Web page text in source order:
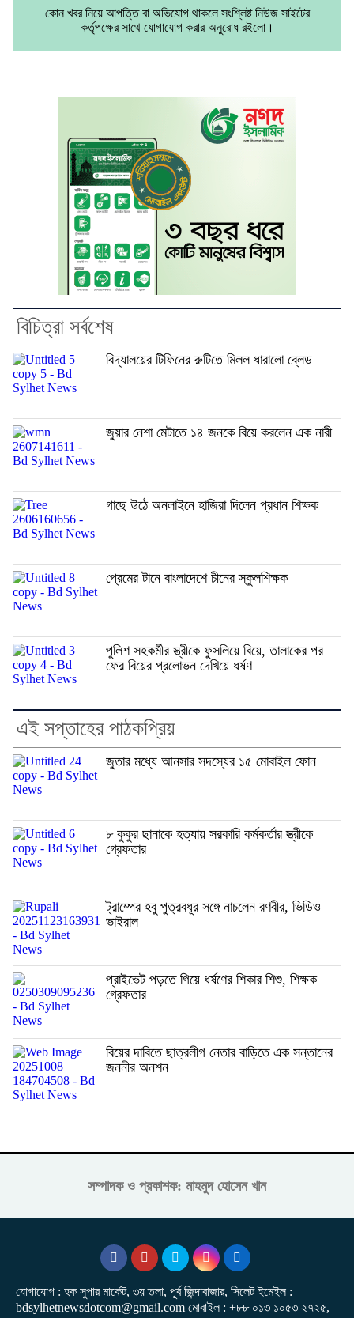
কোন খবর নিয়ে আপত্তি বা অভিযোগ থাকলে সংশ্লিষ্ট নিউজ সাইটের
কর্তৃপক্ষের সাথে যোগাযোগ করার অনুরোধ রইলো।
বিচিত্রা সর্বশেষ
বিদ্যালয়ের টিফিনের রুটিতে মিলল ধারালো ব্লেড
জুয়ার নেশা মেটাতে ১৪ জনকে বিয়ে করলেন এক নারী
গাছে উঠে অনলাইনে হাজিরা দিলেন প্রধান শিক্ষক
প্রেমের টানে বাংলাদেশে চীনের স্কুলশিক্ষক
পুলিশ সহকর্মীর স্ত্রীকে ফুসলিয়ে বিয়ে, তালাকের পর
ফের বিয়ের প্রলোভন দেখিয়ে ধর্ষণ
এই সপ্তাহের পাঠকপ্রিয়
জুতার মধ্যে আনসার সদস্যের ১৫ মোবাইল ফোন
৮ কুকুর ছানাকে হত্যায় সরকারি কর্মকর্তার স্ত্রীকে
গ্রেফতার
ট্রাম্পের হবু পুত্রবধূর সঙ্গে নাচলেন রণবীর, ভিডিও
ভাইরাল
প্রাইভেট পড়তে গিয়ে ধর্ষণের শিকার শিশু, শিক্ষক
গ্রেফতার
বিয়ের দাবিতে ছাত্রলীগ নেতার বাড়িতে এক সন্তানের
জননীর অনশন
সম্পাদক ও প্রকাশক: মাহমুদ হোসেন খান
যোগাযোগ : হক সুপার মার্কেট, ৩য় তলা, পূর্ব জিন্দাবাজার, সিলেট ইমেইল :
bdsylhetnewsdotcom@gmail.com মোবাইল : +৮৮ ০১৩ ১০৫৩ ২৭২৫,